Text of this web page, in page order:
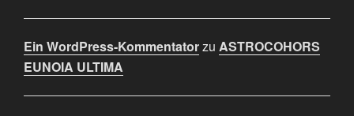
Ein WordPress-Kommentatorzu ASTROCOHORS
EUNOIA ULTIMA